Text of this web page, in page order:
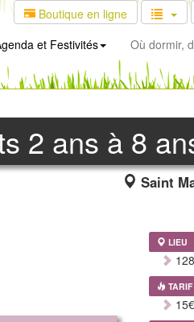
Boutique en ligne
et Festivités Où dormir,
2 ans à 8
Saint
LIEU
TARIF
15€